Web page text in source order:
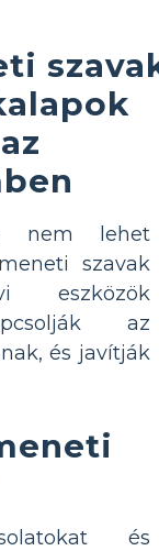
nem lehet
szavak
az
és javítják
és